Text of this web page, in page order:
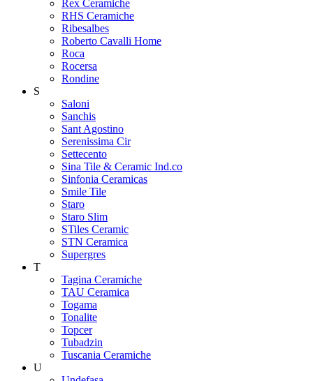
Rex Ceramiche
RHS Ceramiche
Ribesalbes
Roberto Cavalli Home
Roca
Rocersa
Rondine
S
Saloni
Sanchis
Sant Agostino
Serenissima Cir
Settecento
Sina Tile & Ceramic Ind.co
Sinfonia Ceramicas
Smile Tile
Staro
Staro Slim
STiles Ceramic
STN Ceramica
Supergres
T
Tagina Ceramiche
TAU Ceramica
Togama
Tonalite
Topcer
Tubadzin
Tuscania Ceramiche
U